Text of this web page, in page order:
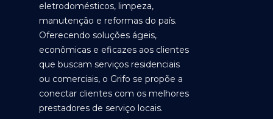
eletrodomésticos, limpeza,
manutenção e reformas do país.
Oferecendo soluções ágeis,
econômicas e eficazes aos clientes
que buscam serviços residenciais
ou comerciais, o Grifo se propõe a
conectar clientes com os melhores
prestadores de serviço locais.